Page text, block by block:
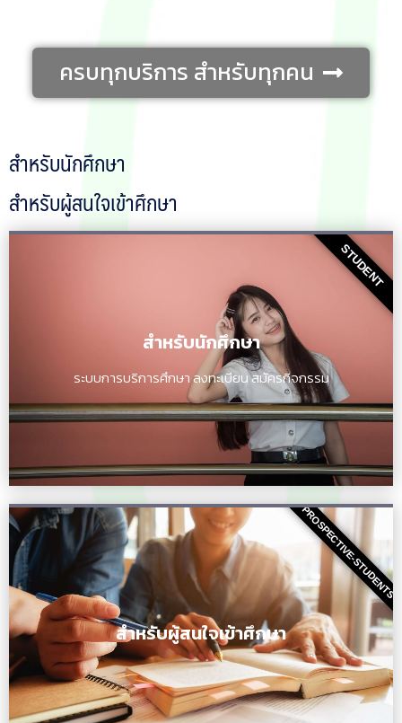
ครบทุกบริการ สำหรับทุกคน
สำหรับนักศึกษา
สำหรับผู้สนใจเข้าศึกษา
สำหรับนักศึกษา
ระบบการบริการศึกษา ลงทะเบียน สมัครกิจกรรม
STUDENT
สำหรับผู้สนใจเข้าศึกษา
PROSPECTIVE-STUDENTS